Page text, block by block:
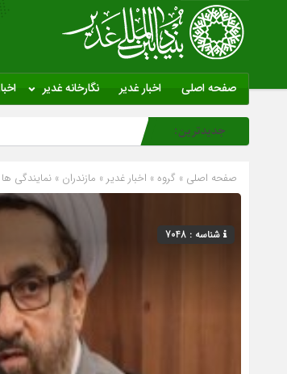
صفحه اصلی اخبار غدیر نگارخانه غدیر
جدیدترین:
صفحه اصلی » گروه » اخبار غدیر » مازندران » نمایندگی ها
شناسه : 7048